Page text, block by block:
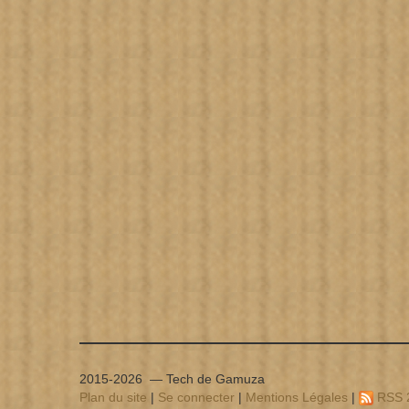
2015-2026 — Tech de Gamuza
Plan du site | Se connecter | Mentions Légales | RSS